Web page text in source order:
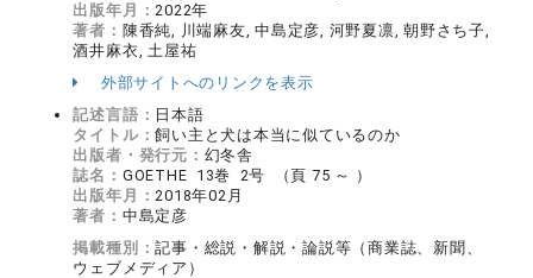
出版年月：2022年
著者： 陳香純, 川端麻友, 中島定彦, 河野夏凛, 朝野さち子,
酒井麻衣, 土屋祐
外部サイトへのリンクを表示
記述言語： 日本語
タイトル：飼い主と犬は本当に似ているのか
出版者・発行元： 幻冬舎
誌名： GOETHE 13巻 2号 （頁 75 ～ ）
出版年月：2018年02月
著者： 中島定彦
掲載種別：記事・総説・解説・論説等（商業誌、新聞、
ウェブメディア）